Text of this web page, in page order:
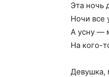
Эта ночь
Ночи все
А усну —
На кого-
Девушка,